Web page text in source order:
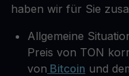
haben wir für Sie
Allgemeine
Preis von TON
von Bitcoin und